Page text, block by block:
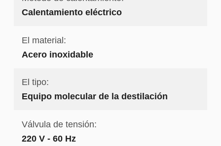
Calentamiento eléctrico
El material:
Acero inoxidable
El tipo:
Equipo molecular de la destilación
Válvula de tensión:
220 V - 60 Hz